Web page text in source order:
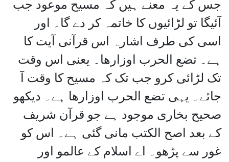
جس کے یہ معنے ہیں کہ مسیح موعود جب
آئیگا تو لڑائیوں کا خاتمہ کر دے گا۔ اور
اسی کی طرف اشارہ اس قرآنی آیت کا
ہے۔ تضع الحرب اوزارھا۔ یعنی اس وقت
تک لڑائی کرو جب تک کہ مسیح کا وقت آ
جائے۔ یہی تضع الحرب اوزارھا ہے۔ دیکھو
صحیح بخاری موجود ہے جو قرآن شریف
کے بعد اصح الکتب مانی گئی ہے۔ اس کو
غور سے پڑھو۔ اے اسلام کے عالمو اور